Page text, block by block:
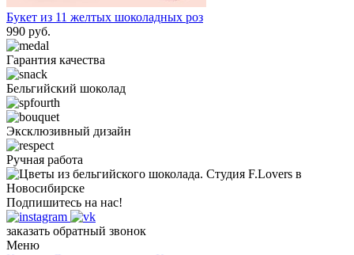
Букет из 11 желтых шоколадных роз
990 руб.
Гарантия качества
Бельгийский шоколад
Эксклюзивный дизайн
Ручная работа
Подпишитесь на нас!
заказать обратный звонок
Меню